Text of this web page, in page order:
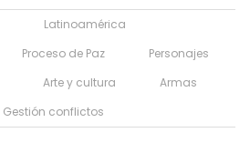
Latinoamérica
Proceso de Paz
Personajes
Arte y cultura
Armas
Gestión conflictos